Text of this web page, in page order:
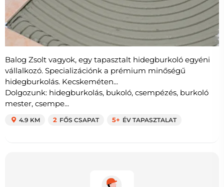
Balog Zsolt vagyok, egy tapasztalt hidegburkoló egyéni
vállalkozó. Specializációnk a prémium minőségű
hidegburkolás. Kecskeméten...
Dolgozunk: hidegburkolás, bukoló, csempézés, burkoló
mester, csempe...
4.9 KM 2 FŐS CSAPAT 5+ ÉV TAPASZTALAT